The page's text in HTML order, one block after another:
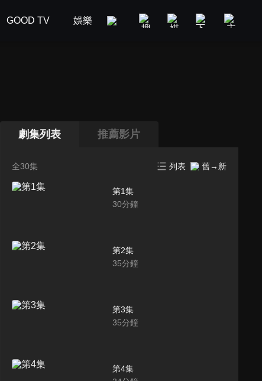
GOOD TV 娛樂 美食旅遊 新聞政論
劇集列表 推薦影片
全30集 列表 舊→新
第1集
30分鐘
第2集
35分鐘
第3集
35分鐘
第4集